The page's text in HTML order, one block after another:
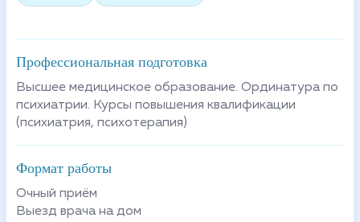
Профессиональная подготовка
Высшее медицинское образование. Ординатура по
психиатрии. Курсы повышения квалификации
(психиатрия, психотерапия)
Формат работы
Очный приём
Выезд врача на дом